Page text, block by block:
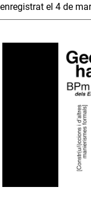
enregistrat el 4 de